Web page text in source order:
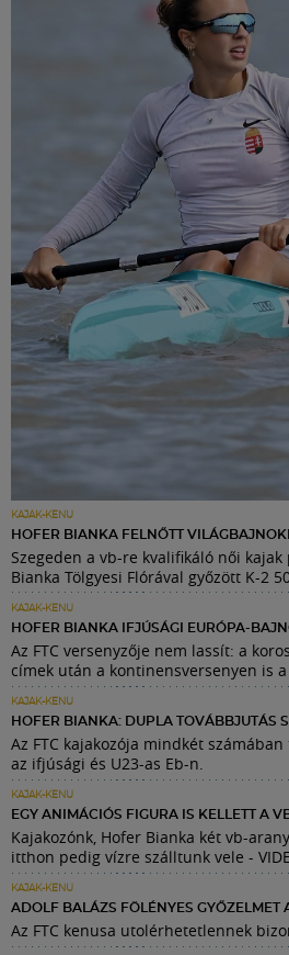
KAJAK-KENU
HOFER BIANKA FELNŐTT
Szegeden a vb-re kvalifikáló női
Bianka Tölgyesi Flórával győzött K-2
KAJAK-KENU
HOFER BIANKA IFJÚSÁGI EURÓPA-
Az FTC versenyzője nem lassít: a
címek után a kontinensversenyen is
KAJAK-KENU
HOFER BIANKA: DUPLA TOVÁBBJUTÁS
Az FTC kajakozója mindkét
az ifjúsági és U23-as Eb-n.
KAJAK-KENU
EGY ANIMÁCIÓS FIGURA IS KELLETT A
Kajakozónk, Hofer Bianka két vb-
itthon pedig vízre szálltunk vele -
KAJAK-KENU
ADOLF BALÁZS FÖLÉNYES GYŐZELMET
Az FTC kenusa utolérhetetlennek